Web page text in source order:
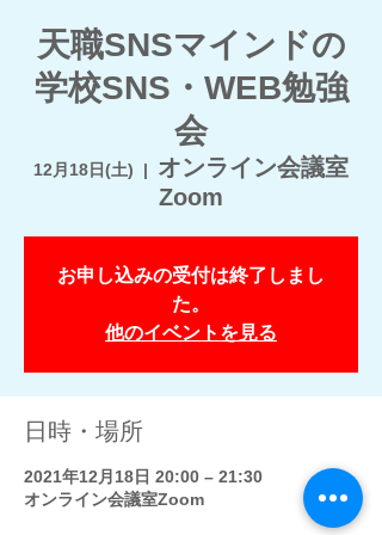
天職SNSマインドの
学校SNS・WEB勉強
会
12月18日(土)
  |
オンライン会議室
Zoom
お申し込みの受付は終了しまし
た。
他のイベントを見る
日時・場所
2021年12月18日 20:00 – 21:30
オンライン会議室Zoom